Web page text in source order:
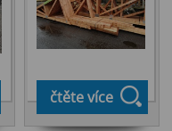
čtěte více